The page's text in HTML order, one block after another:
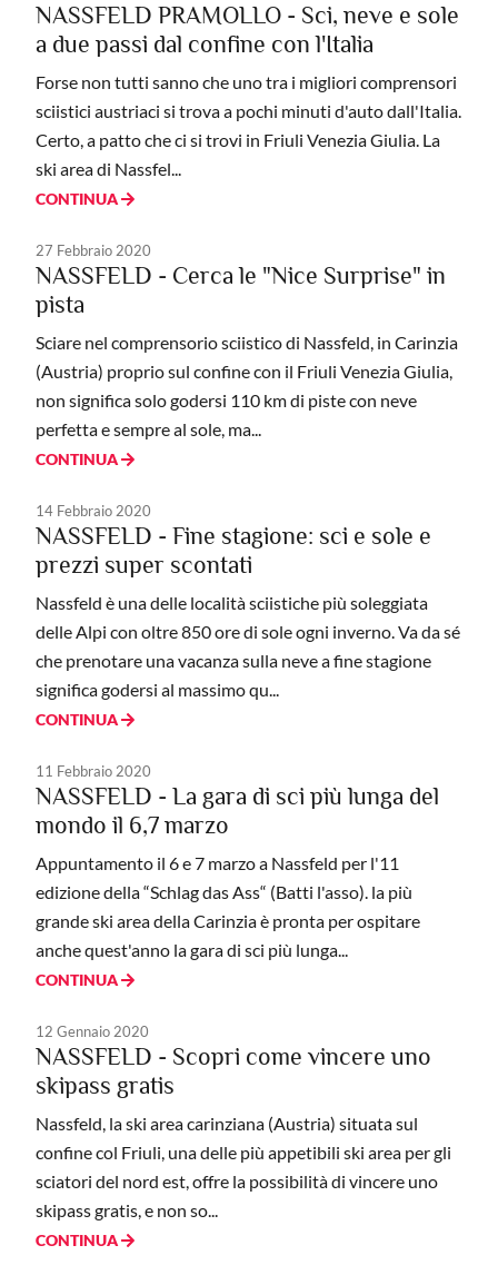
NASSFELD PRAMOLLO - Sci, neve e sole
a due passi dal confine con l'Italia
Forse non tutti sanno che uno tra i migliori comprensori
sciistici austriaci si trova a pochi minuti d'auto dall'Italia.
Certo, a patto che ci si trovi in Friuli Venezia Giulia. La
ski area di Nassfel...
CONTINUA
27 Febbraio 2020
NASSFELD - Cerca le "Nice Surprise" in
pista
Sciare nel comprensorio sciistico di Nassfeld, in Carinzia
(Austria) proprio sul confine con il Friuli Venezia Giulia,
non significa solo godersi 110 km di piste con neve
perfetta e sempre al sole, ma...
CONTINUA
14 Febbraio 2020
NASSFELD - Fine stagione: sci e sole e
prezzi super scontati
Nassfeld è una delle località sciistiche più soleggiata
delle Alpi con oltre 850 ore di sole ogni inverno. Va da sé
che prenotare una vacanza sulla neve a fine stagione
significa godersi al massimo qu...
CONTINUA
11 Febbraio 2020
NASSFELD - La gara di sci più lunga del
mondo il 6,7 marzo
Appuntamento il 6 e 7 marzo a Nassfeld per l'11
edizione della “Schlag das Ass“ (Batti l'asso). la più
grande ski area della Carinzia è pronta per ospitare
anche quest'anno la gara di sci più lunga...
CONTINUA
12 Gennaio 2020
NASSFELD - Scopri come vincere uno
skipass gratis
Nassfeld, la ski area carinziana (Austria) situata sul
confine col Friuli, una delle più appetibili ski area per gli
sciatori del nord est, offre la possibilità di vincere uno
skipass gratis, e non so...
CONTINUA